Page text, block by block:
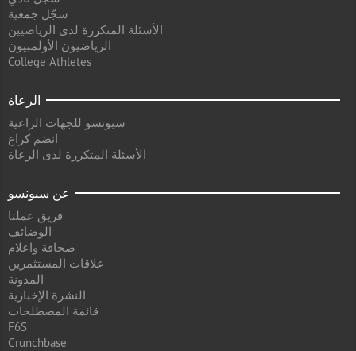
سجّل جمعية
الأسئلة المتكررة لدى الرياضيين
الرياضيون الأولمبيون
College Athletes
الرعاة
سبونسو للجهات الراعية
انضم كراع
الأسئلة المتكررة لدى الرعاة
عن سبونسو
فريق عملنا
الوضائف
صحافة واعلام
علاقات المستثمرين
المدونة
النشرة الإخبارية
قائمة المصطلحات
F6S
Crunchbase